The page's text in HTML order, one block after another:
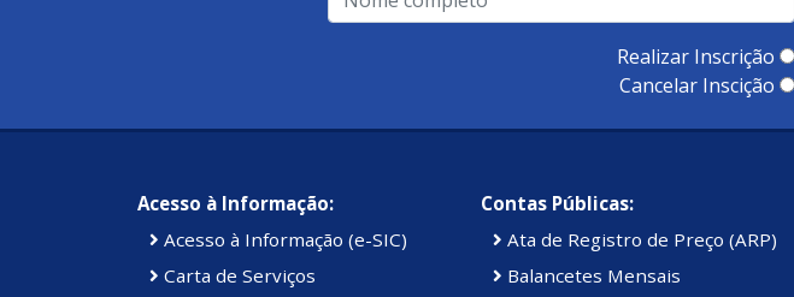
Realizar Inscrição
Cancelar Inscição
Acesso à Informação:
Acesso à Informação (e-SIC)
Carta de Serviços
Contas Públicas:
Ata de Registro de Preço (ARP)
Balancetes Mensais